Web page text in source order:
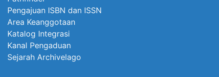
Pengajuan ISBN dan ISSN
Area Keanggotaan
Katalog Integrasi
Kanal Pengaduan
Sejarah Archivelago